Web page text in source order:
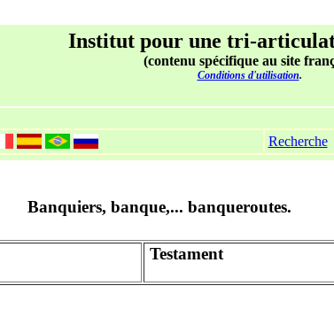
Institut pour une tri-
(contenu spécifique au site
Conditions d'utilisation.
Recherche
Banquiers, banque,... banqueroutes.
Testament